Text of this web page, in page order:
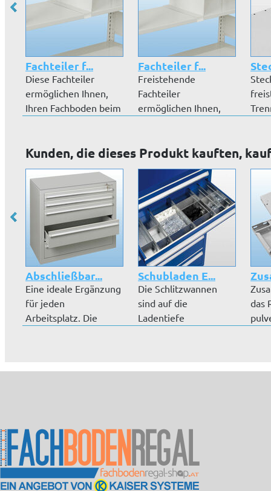
Fachteiler f...
Diese Fachteiler
ermöglichen Ihnen,
Ihren Fachboden beim
Fachteiler f...
Freistehende
Fachteiler
ermöglichen Ihnen,
Kunden, die dieses Produkt kauften,
Abschließbar...
Eine ideale Ergänzung
für jeden
Arbeitsplatz. Die
Schubladen E...
Die Schlitzwannen
sind auf die
Ladentiefe
das